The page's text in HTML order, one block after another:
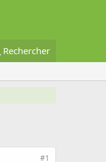
Rechercher
#1